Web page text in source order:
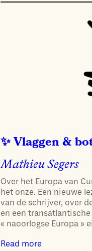
Vlaggen &
Mathieu Segers
Over het Europa van
het onze. Een nieuwe
van de schrijver, over
en een
« naoorlogse Europa »
Read more